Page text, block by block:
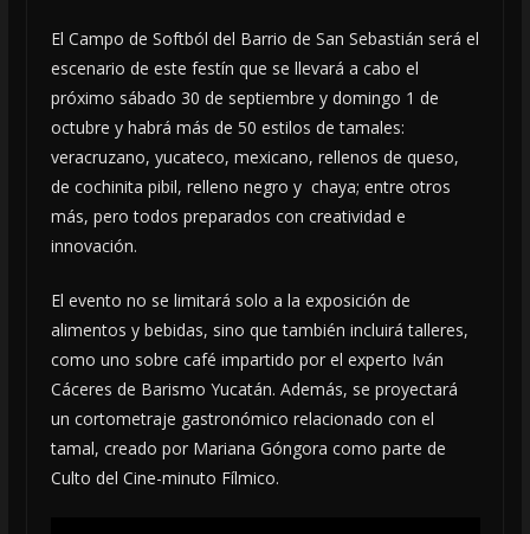
El Campo de Softból del Barrio de San Sebastián será el
escenario de este festín que se llevará a cabo el
próximo sábado 30 de septiembre y domingo 1 de
octubre y habrá más de 50 estilos de tamales:
veracruzano, yucateco, mexicano, rellenos de queso,
de cochinita pibil, relleno negro y chaya; entre otros
más, pero todos preparados con creatividad e
innovación.
El evento no se limitará solo a la exposición de
alimentos y bebidas, sino que también incluirá talleres,
como uno sobre café impartido por el experto Iván
Cáceres de Barismo Yucatán. Además, se proyectará
un cortometraje gastronómico relacionado con el
tamal, creado por Mariana Góngora como parte de
Culto del Cine-minuto Fílmico.